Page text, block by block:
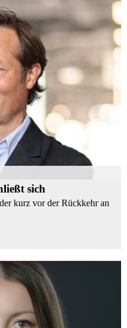
sich
kurz vor der Rückkehr an